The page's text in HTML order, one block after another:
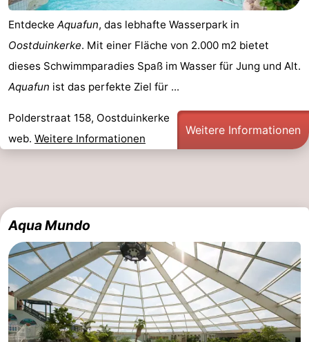
Bauernhöfe
-
Indoor-
Spielplätze
-
Minigolfplätze
Wellness-
Zentren
Dörfer
Städte
Sport
Schwimmbader
-
Radfahren
Wandern
-
Entdecke Aquafun, das lebhafte Wasserpark in
Oostduinkerke. Mit einer Fläche von 2.000 m2 bietet
dieses Schwimmparadies Spaß im Wasser für Jung und Alt.
Aquafun ist das perfekte Ziel für ...
Polderstraat 158, Oostduinkerke
web. Weitere Informationen
Weitere Informationen
Aqua Mundo